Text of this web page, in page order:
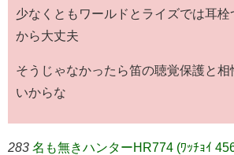
少なくともワールドとライズでは耳栓
から大丈夫
そうじゃなかったら笛の聴覚保護と
いからな
283 名も無きハンターHR774 (ﾜｯﾁｮｲ